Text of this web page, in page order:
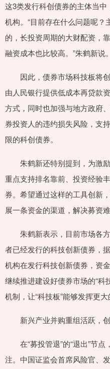
这3类发行科创债券的主体当
机构。“目前存在什么问题呢
的，长投资周期的大财配资，
融资成本也比较高。”朱鹤新说。
因此，债券市场科技板将创
由人民银行提供低成本再贷款
方式，同时也加强与地方政府
券投资人的违约损失风险，支
限的科创债券。
朱鹤新还特别提到，为激励
重点支持排名靠前、投资经验
券。希望通过这样的工具创新
展一条资金的渠道，解决募资难
朱鹤新表示，目前市场各方
者已经发行的科技创新债券，
机构在发行科技创新债券，资
继续推进建设好债券市场的“科
机制，让“科技板”能够发挥更大
新兴产业并购重组活跃，创
在“募投管退”的“退出”节点
注。中国证监会首席风险官、